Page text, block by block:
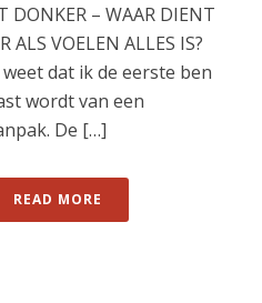
DONKER – WAAR DIENT
ALS VOELEN ALLES IS?
dat ik de eerste ben
wordt van een
De […]
READ MORE